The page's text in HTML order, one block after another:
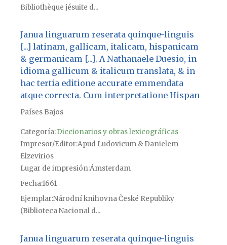
Bibliothèque jésuite d...
Janua linguarum reserata quinque-linguis
[...] latinam, gallicam, italicam, hispanicam
& germanicam [...]. A Nathanaele Duesio, in
idioma gallicum & italicum translata, & in
hac tertia editione accurate emmendata
atque correcta. Cum interpretatione Hispan
Países Bajos
Categoría:Diccionarios y obras lexicográficas
Impresor/Editor Apud Ludovicum & Danielem
Elzevirios
Lugar de impresiónÁmsterdam
Fecha1661
Ejemplar Národní knihovna České Republiky
(Biblioteca Nacional d...
Janua linguarum reserata quinque-linguis